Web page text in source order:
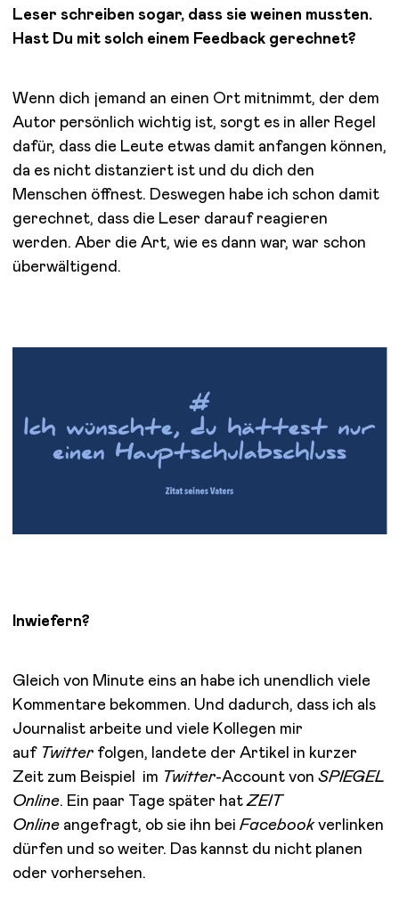
Leser schreiben sogar, dass sie weinen mussten.
Hast Du mit solch einem Feedback gerechnet?
Wenn dich jemand an einen Ort mitnimmt, der dem
Autor persönlich wichtig ist, sorgt es in aller Regel
dafür, dass die Leute etwas damit anfangen können,
da es nicht distanziert ist und du dich den
Menschen öffnest. Deswegen habe ich schon damit
gerechnet, dass die Leser darauf reagieren
werden. Aber die Art, wie es dann war, war schon
überwältigend.
Inwiefern?
Gleich von Minute eins an habe ich unendlich viele
Kommentare bekommen. Und dadurch, dass ich als
Journalist arbeite und viele Kollegen mir
auf Twitterfolgen, landete der Artikel in kurzer
Zeit zum Beispiel im Twitter-Account vonSPIEGEL
Online. Ein paar Tage später hatZEIT
Onlineangefragt, ob sie ihn beiFacebookverlinken
dürfen und so weiter. Das kannst du nicht planen
oder vorhersehen.